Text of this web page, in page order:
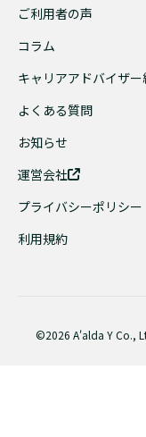
ご利用者の声
コラム
キャリアアドバイザー
よくある質問
お知らせ
運営会社
プライバシーポリシー
利用規約
©2026 A'alda Y Co.,